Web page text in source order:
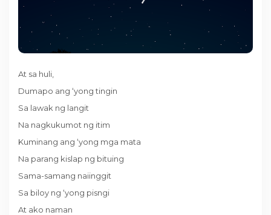
At sa huli,
Dumapo ang ‘yong tingin
Sa lawak ng langit
Na nagkukumot ng itim
Kuminang ang ‘yong mga mata
Na parang kislap ng bituing
Sama-samang naiinggit
Sa biloy ng ‘yong pisngi
At ako naman